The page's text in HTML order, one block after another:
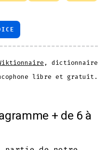
, dictionnaire
libre et gratuit.
+ de 6 à